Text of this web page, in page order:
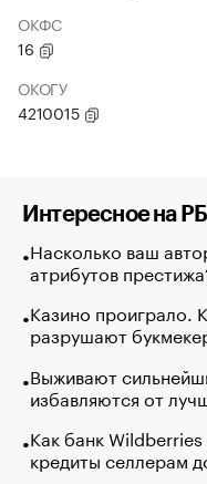
ОКФС
16
ОКОГУ
4210015
Интересное на
Насколько ваш
атрибутов
Казино проиграло.
разрушают
Выживают
избавляются от
Как банк
кредиты селлерам